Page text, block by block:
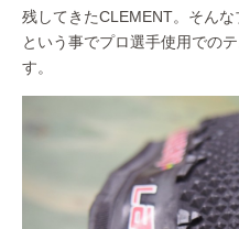
残してきたCLEMENT。そん
という事でプロ選手使用での
す。